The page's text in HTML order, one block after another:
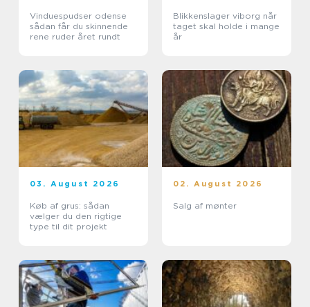
Vinduespudser odense
sådan får du skinnende
rene ruder året rundt
Blikkenslager viborg når
taget skal holde i mange
år
03. August 2026
Køb af grus: sådan
vælger du den rigtige
type til dit projekt
02. August 2026
Salg af mønter